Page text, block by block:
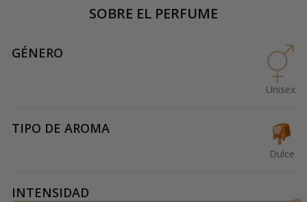
SOBRE EL PERFUME
GÉNERO
Unisex
TIPO DE AROMA
Dulce
INTENSIDAD